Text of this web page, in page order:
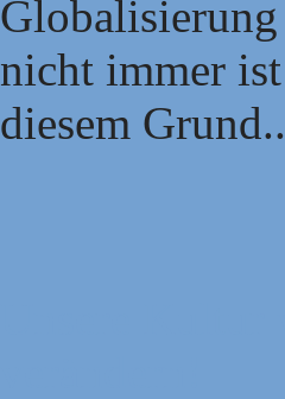
nicht immer
diesem